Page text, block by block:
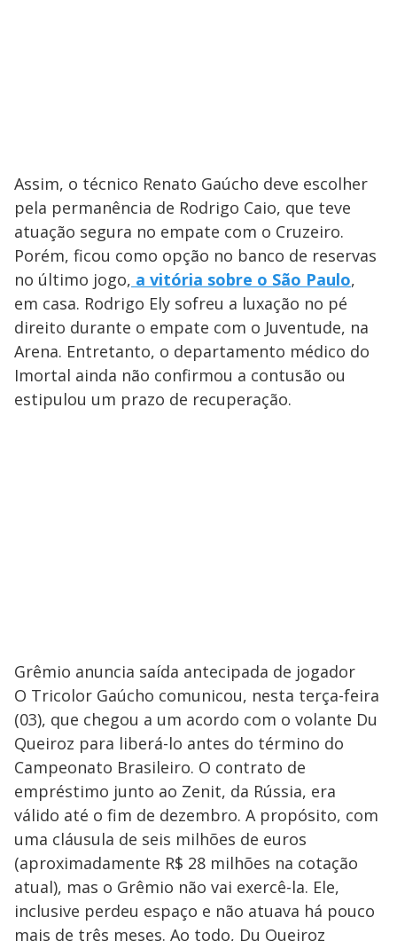
Assim, o técnico Renato Gaúcho deve escolher
pela permanência de Rodrigo Caio, que teve
atuação segura no empate com o Cruzeiro.
Porém, ficou como opção no banco de reservas
no último jogo, a vitória sobre o São Paulo,
em casa. Rodrigo Ely sofreu a luxação no pé
direito durante o empate com o Juventude, na
Arena. Entretanto, o departamento médico do
Imortal ainda não confirmou a contusão ou
estipulou um prazo de recuperação.
Grêmio anuncia saída antecipada de jogador
O Tricolor Gaúcho comunicou, nesta terça-feira
(03), que chegou a um acordo com o volante Du
Queiroz para liberá-lo antes do término do
Campeonato Brasileiro. O contrato de
empréstimo junto ao Zenit, da Rússia, era
válido até o fim de dezembro. A propósito, com
uma cláusula de seis milhões de euros
(aproximadamente R$ 28 milhões na cotação
atual), mas o Grêmio não vai exercê-la. Ele,
inclusive perdeu espaço e não atuava há pouco
mais de três meses. Ao todo, Du Queiroz